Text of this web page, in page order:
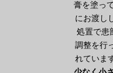
膏を塗っ
にお渡し
処置で患
調整を行
れていま